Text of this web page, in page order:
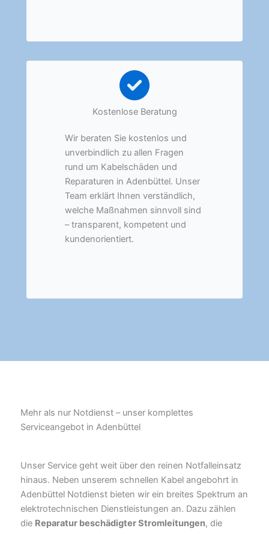
Kostenlose Beratung
Wir beraten Sie kostenlos und
unverbindlich zu allen Fragen
rund um Kabelschäden und
Reparaturen in Adenbüttel. Unser
Team erklärt Ihnen verständlich,
welche Maßnahmen sinnvoll sind
– transparent, kompetent und
kundenorientiert.
Mehr als nur Notdienst – unser komplettes
Serviceangebot in Adenbüttel
Unser Service geht weit über den reinen Notfalleinsatz
hinaus. Neben unserem schnellen Kabel angebohrt in
Adenbüttel Notdienst bieten wir ein breites Spektrum an
elektrotechnischen Dienstleistungen an. Dazu zählen
die Reparatur beschädigter Stromleitungen, die